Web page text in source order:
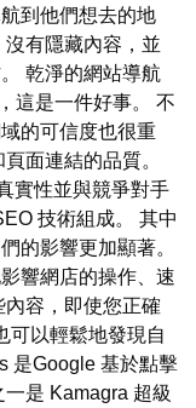
到他們想去的地
有隱藏內容，並
乾淨的網站導航
這是一件好事。 不
的可信度也很重
面連結的品質。
實性並與競爭對手
技術組成。 其中
的影響更加顯著。
響網店的操作、速
容，即使您正確
可以輕鬆地發現自
是Google 基於點擊
是 Kamagra 超級